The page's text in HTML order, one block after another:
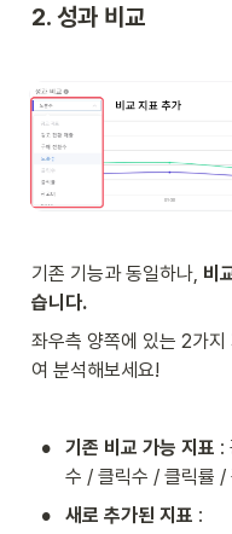
2. 성과 비교
기존 기능과 동일하나, 비
습니다.
좌우측 양쪽에 있는 2가
여 분석해보세요!
• 기존 비교 가능 지표 :
수 / 클릭수 / 클릭률 /
• 새로 추가된 지표 :